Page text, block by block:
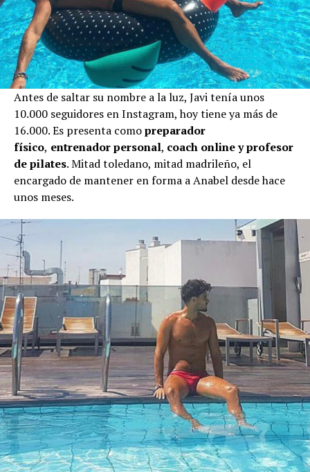
Antes de saltar su nombre a la luz, Javi tenía unos
10.000 seguidores en Instagram, hoy tiene ya más de
16.000. Es presenta comopreparador
físico, entrenador personal, coach online y profesor
de pilates. Mitad toledano, mitad madrileño, el
encargado de mantener en forma a Anabel desde hace
unos meses.